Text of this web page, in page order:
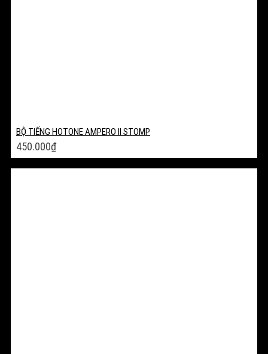
BỘ TIẾNG HOTONE AMPERO II STOMP
450.000₫